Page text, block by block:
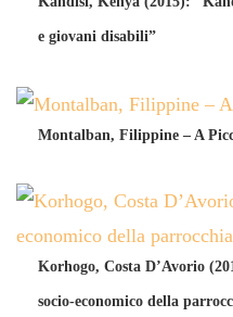
e giovani disabili”
Montalban, Filippine – A
Korhogo, Costa D’Avorio
socio-economico della